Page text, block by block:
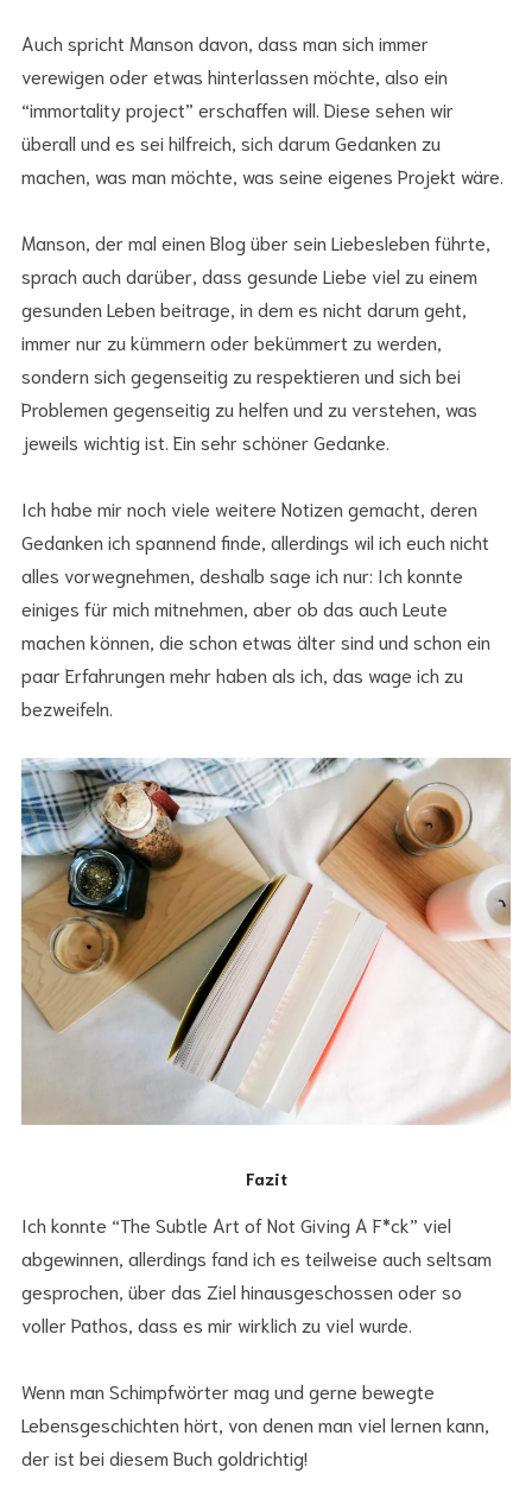
Auch spricht Manson davon, dass man sich immer
verewigen oder etwas hinterlassen möchte, also ein
“immortality project” erschaffen will. Diese sehen wir
überall und es sei hilfreich, sich darum Gedanken zu
machen, was man möchte, was seine eigenes Projekt wäre.
Manson, der mal einen Blog über sein Liebesleben führte,
sprach auch darüber, dass gesunde Liebe viel zu einem
gesunden Leben beitrage, in dem es nicht darum geht,
immer nur zu kümmern oder bekümmert zu werden,
sondern sich gegenseitig zu respektieren und sich bei
Problemen gegenseitig zu helfen und zu verstehen, was
jeweils wichtig ist. Ein sehr schöner Gedanke.
Ich habe mir noch viele weitere Notizen gemacht, deren
Gedanken ich spannend finde, allerdings wil ich euch nicht
alles vorwegnehmen, deshalb sage ich nur: Ich konnte
einiges für mich mitnehmen, aber ob das auch Leute
machen können, die schon etwas älter sind und schon ein
paar Erfahrungen mehr haben als ich, das wage ich zu
bezweifeln.
Fazit
Ich konnte “The Subtle Art of Not Giving A F*ck” viel
abgewinnen, allerdings fand ich es teilweise auch seltsam
gesprochen, über das Ziel hinausgeschossen oder so
voller Pathos, dass es mir wirklich zu viel wurde.
Wenn man Schimpfwörter mag und gerne bewegte
Lebensgeschichten hört, von denen man viel lernen kann,
der ist bei diesem Buch goldrichtig!